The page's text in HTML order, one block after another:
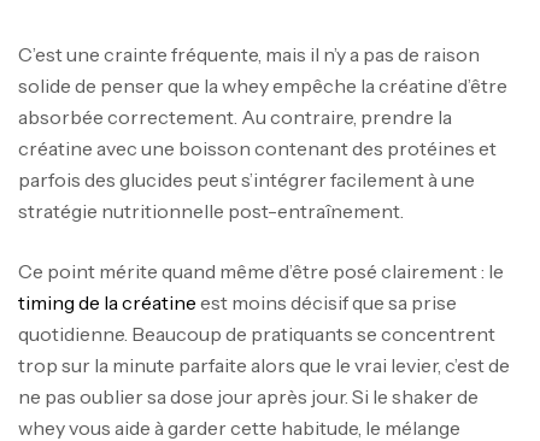
C’est une crainte fréquente, mais il n’y a pas de raison
solide de penser que la whey empêche la créatine d’être
absorbée correctement. Au contraire, prendre la
créatine avec une boisson contenant des protéines et
parfois des glucides peut s’intégrer facilement à une
stratégie nutritionnelle post-entraînement.
Ce point mérite quand même d’être posé clairement : le
timing de la créatine est moins décisif que sa prise
quotidienne. Beaucoup de pratiquants se concentrent
trop sur la minute parfaite alors que le vrai levier, c’est de
ne pas oublier sa dose jour après jour. Si le shaker de
whey vous aide à garder cette habitude, le mélange